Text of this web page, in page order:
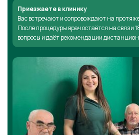
Приезжаете в клинику
Вас встречают и сопровождают на
После процедуры врач остаётся на связи
вопросы и даёт рекомендации